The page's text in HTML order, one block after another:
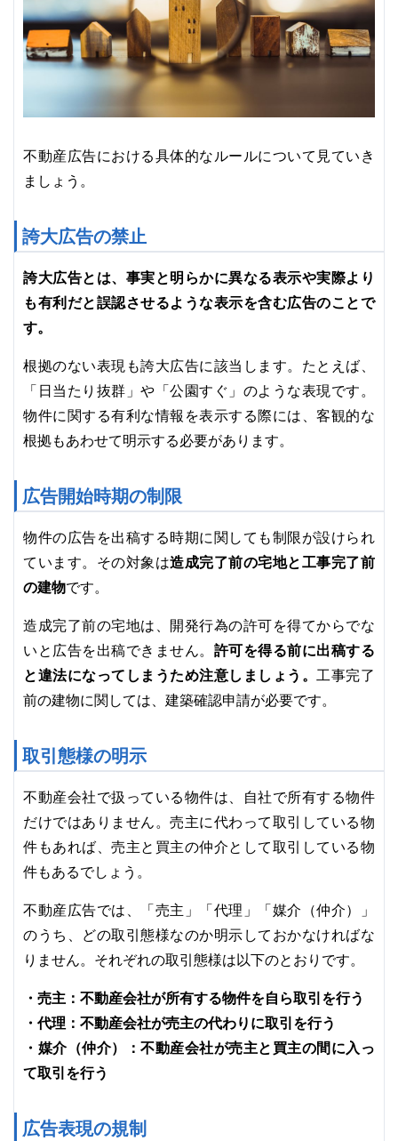
不動産広告における具体的なルールについて見ていき
ましょう。
誇大広告の禁止
誇大広告とは、事実と明らかに異なる表示や実際より
も有利だと誤認させるような表示を含む広告のことで
す。
根拠のない表現も誇大広告に該当します。たとえば、
「日当たり抜群」や「公園すぐ」のような表現です。
物件に関する有利な情報を表示する際には、客観的な
根拠もあわせて明示する必要があります。
広告開始時期の制限
物件の広告を出稿する時期に関しても制限が設けられ
ています。その対象は造成完了前の宅地と工事完了前
の建物です。
造成完了前の宅地は、開発行為の許可を得てからでな
いと広告を出稿できません。 許可を得る前に出稿する
と違法になってしまうため注意しましょう。工事完了
前の建物に関しては、建築確認申請が必要です。
取引態様の明示
不動産会社で扱っている物件は、自社で所有する物件
だけではありません。売主に代わって取引している物
件もあれば、売主と買主の仲介として取引している物
件もあるでしょう。
不動産広告では、「売主」「代理」「媒介（仲介）」
のうち、どの取引態様なのか明示しておかなければな
りません。それぞれの取引態様は以下のとおりです。
・売主：不動産会社が所有する物件を自ら取引を行う
・代理：不動産会社が売主の代わりに取引を行う
・媒介（仲介）：不動産会社が売主と買主の間に入っ
て取引を行う
広告表現の規制